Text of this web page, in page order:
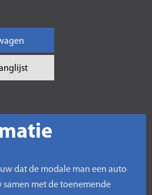
dat de modale man een auto
met de toenemende